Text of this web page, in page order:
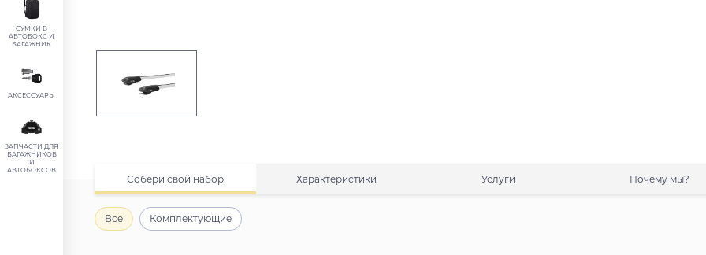
СУМКИ В
АВТОБОКС И
БАГАЖНИК
АКСЕССУАРЫ
ЗАПЧАСТИ ДЛЯ
БАГАЖНИКОВ
И
АВТОБОКСОВ
Собери свой набор Характеристики Услуги Почему мы?
Все Комплектующие